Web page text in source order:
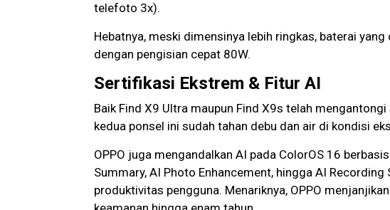
telefoto 3x).
Hebatnya, meski dimensinya lebih ringkas, baterai
dengan pengisian cepat 80W.
Sertifikasi Ekstrem & Fitur AI
Baik Find X9 Ultra maupun Find X9s telah
kedua ponsel ini sudah tahan debu dan air di kondisi
OPPO juga mengandalkan AI pada ColorOS 16
Summary, AI Photo Enhancement, hingga AI
produktivitas pengguna. Menariknya, OPPO menjanjikan